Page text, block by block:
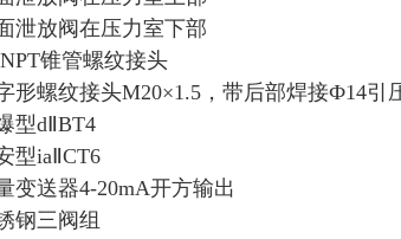
泄放阀在压力室下部
锥管螺纹接头
形螺纹接头M20×1.5 ，带后部焊接Ф14引
型dⅡBT4
型iaⅡCT6
变送器4-20mA开方输出
钢三阀组